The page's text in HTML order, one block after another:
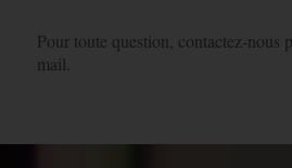
Pour toute question, contactez-nous
mail.